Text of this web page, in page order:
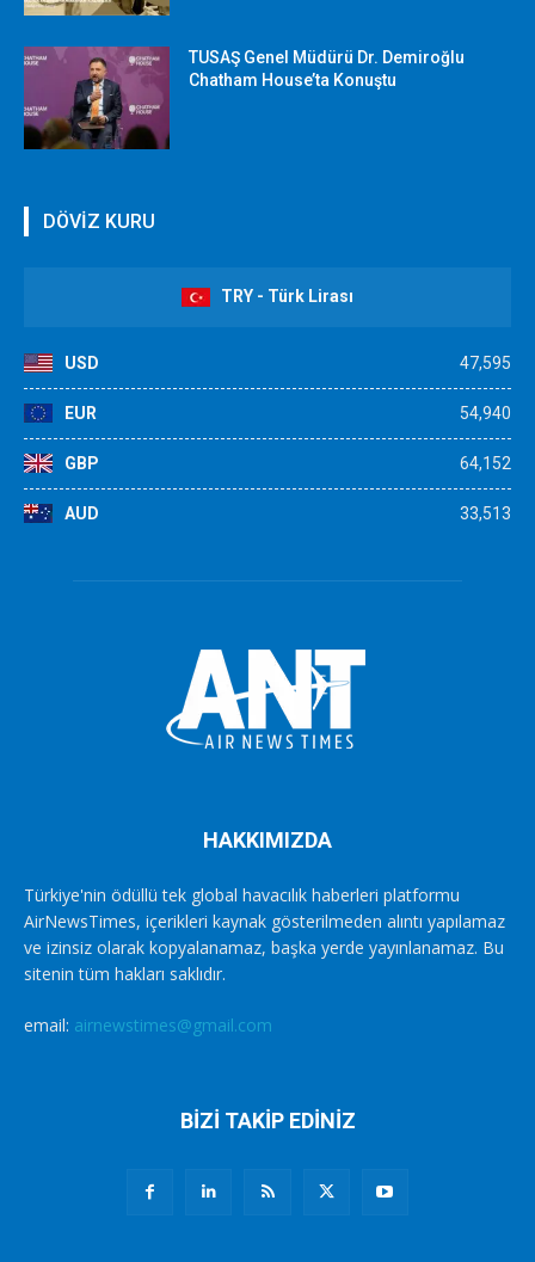
TUSAŞ Genel Müdürü Dr. Demiroğlu
Chatham House’ta Konuştu
DÖVİZ KURU
TRY - Türk Lirası
USD 47,595
EUR 54,940
GBP 64,152
AUD 33,513
HAKKIMIZDA
Türkiye'nin ödüllü tek global havacılık haberleri platformu
AirNewsTimes, içerikleri kaynak gösterilmeden alıntı yapılamaz
ve izinsiz olarak kopyalanamaz, başka yerde yayınlanamaz. Bu
sitenin tüm hakları saklıdır.
email: airnewstimes@gmail.com
BİZİ TAKİP EDİNİZ